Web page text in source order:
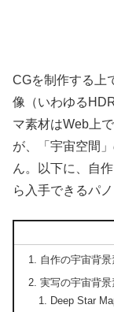
CGを制作する上
像（いわゆる
マ素材はWeb上
が、「宇宙空間
ん。以下に、自
ら入手できるパ
自作の宇宙背景
実写の宇宙背景
Deep Star